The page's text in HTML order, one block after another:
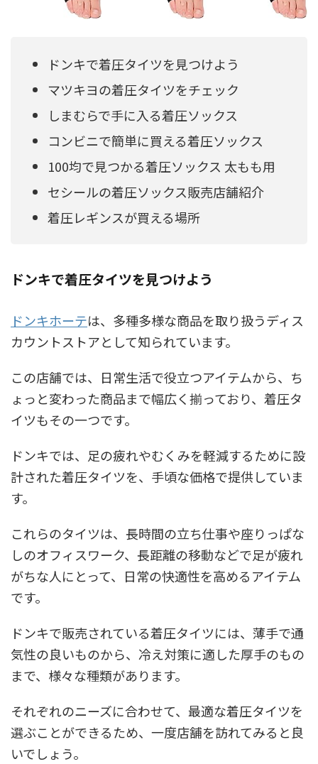
ドンキで着圧タイツを見つけよう
マツキヨの着圧タイツをチェック
しまむらで手に入る着圧ソックス
コンビニで簡単に買える着圧ソックス
100均で見つかる着圧ソックス 太もも用
セシールの着圧ソックス販売店舗紹介
着圧レギンスが買える場所
ドンキで着圧タイツを見つけよう
ドンキホーテは、多種多様な商品を取り扱うディス
カウントストアとして知られています。
この店舗では、日常生活で役立つアイテムから、ち
ょっと変わった商品まで幅広く揃っており、着圧タ
イツもその一つです。
ドンキでは、足の疲れやむくみを軽減するために設
計された着圧タイツを、手頃な価格で提供していま
す。
これらのタイツは、長時間の立ち仕事や座りっぱな
しのオフィスワーク、長距離の移動などで足が疲れ
がちな人にとって、日常の快適性を高めるアイテム
です。
ドンキで販売されている着圧タイツには、薄手で通
気性の良いものから、冷え対策に適した厚手のもの
まで、様々な種類があります。
それぞれのニーズに合わせて、最適な着圧タイツを
選ぶことができるため、一度店舗を訪れてみると良
いでしょう。